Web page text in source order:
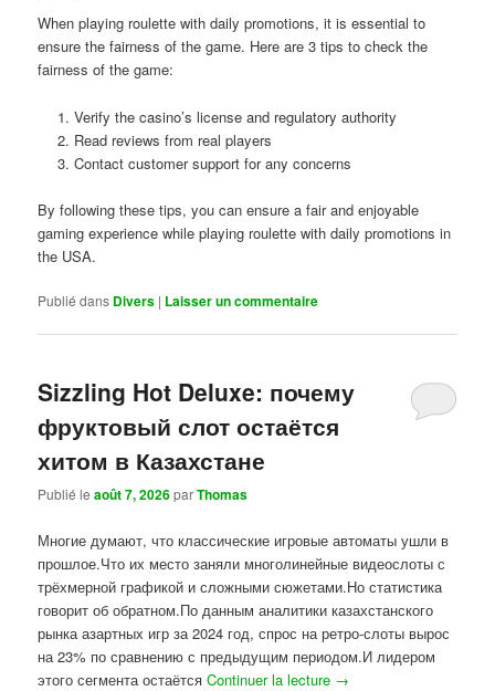
When playing roulette with daily promotions, it is essential to
ensure the fairness of the game. Here are 3 tips to check the
fairness of the game:
Verify the casino’s license and regulatory authority
Read reviews from real players
Contact customer support for any concerns
By following these tips, you can ensure a fair and enjoyable
gaming experience while playing roulette with daily promotions in
the USA.
Publié dans Divers | Laisser un commentaire
Sizzling Hot Deluxe: почему
фруктовый слот остаётся
хитом в Казахстане
Publié leaoût 7, 2026parThomas
Многие думают, что классические игровые автоматы ушли в
прошлое.Что их место заняли многолинейные видеослоты с
трёхмерной графикой и сложными сюжетами.Но статистика
говорит об обратном.По данным аналитики казахстанского
рынка азартных игр за 2024 год, спрос на ретро-слоты вырос
на 23% по сравнению с предыдущим периодом.И лидером
этого сегмента остаётсяContinuer la lecture →